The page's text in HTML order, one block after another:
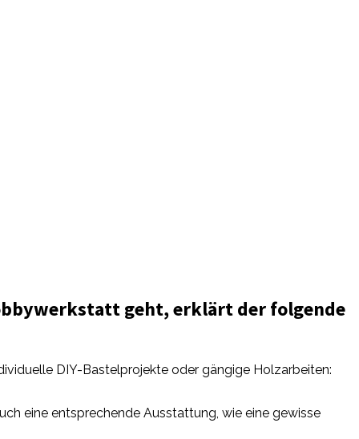
geht, erklärt der folgende
DIY-Bastelprojekte oder gängige Holzarbeiten:
eine entsprechende Ausstattung, wie eine gewisse